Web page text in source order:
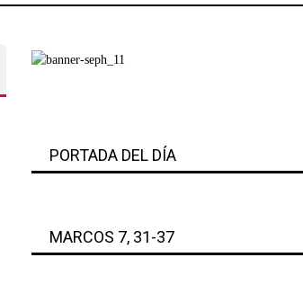
PORTADA DEL DÍA
MARCOS 7, 31-37